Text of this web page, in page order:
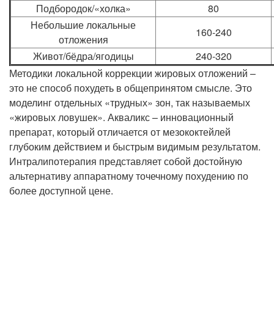
Подбородок/«холка»
80
Небольшие локальные
отложения
160-240
Живот/бёдра/ягодицы
240-320
Методики локальной коррекции жировых отложений –
это не способ похудеть в общепринятом смысле. Это
моделинг отдельных «трудных» зон, так называемых
«жировых ловушек». Акваликс – инновационный
препарат, который отличается от мезококтейлей
глубоким действием и быстрым видимым результатом.
Интралипотерапия представляет собой достойную
альтернативу аппаратному точечному похудению по
более доступной цене.